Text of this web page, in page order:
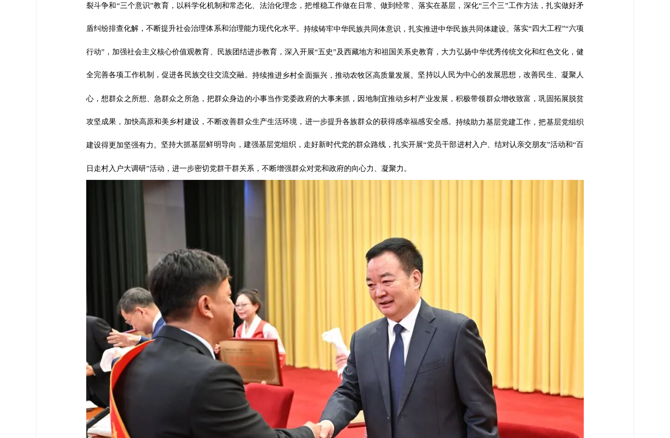
裂斗争和“三个意识”教育，以科学化机制和常态化、法治化理念，把维稳工作做在日常、做到经常、落实在基层，深化“三个三”工作方法，扎实做好矛
盾纠纷排查化解，不断提升社会治理体系和治理能力现代化水平。 持续铸牢中华民族共同体意识，扎实推进中华民族共同体建设。 落实“四大工程”“六项
行动”，加强社会主义核心价值观教育、民族团结进步教育，深入开展“五史”及西藏地方和祖国关系史教育，大力弘扬中华优秀传统文化和红色文化，健
全完善各项工作机制，促进各民族交往交流交融。 持续推进乡村全面振兴，推动农牧区高质量发展。 坚持以人民为中心的发展思想，改善民生、凝聚人
心，想群众之所想、急群众之所急，把群众身边的小事当作党委政府的大事来抓，因地制宜推动乡村产业发展，积极带领群众增收致富，巩固拓展脱贫
攻坚成果，加快高原和美乡村建设，不断改善群众生产生活环境，进一步提升各族群众的获得感幸福感安全感。持续助力基层党建工作，把基层党组织
建设得更加坚强有力。坚持大抓基层鲜明导向，建强基层党组织，走好新时代党的群众路线，扎实开展“党员干部进村入户、结对认亲交朋友”活动和“百
日走村入户大调研”活动，进一步密切党群干群关系，不断增强群众对党和政府的向心力、凝聚力。